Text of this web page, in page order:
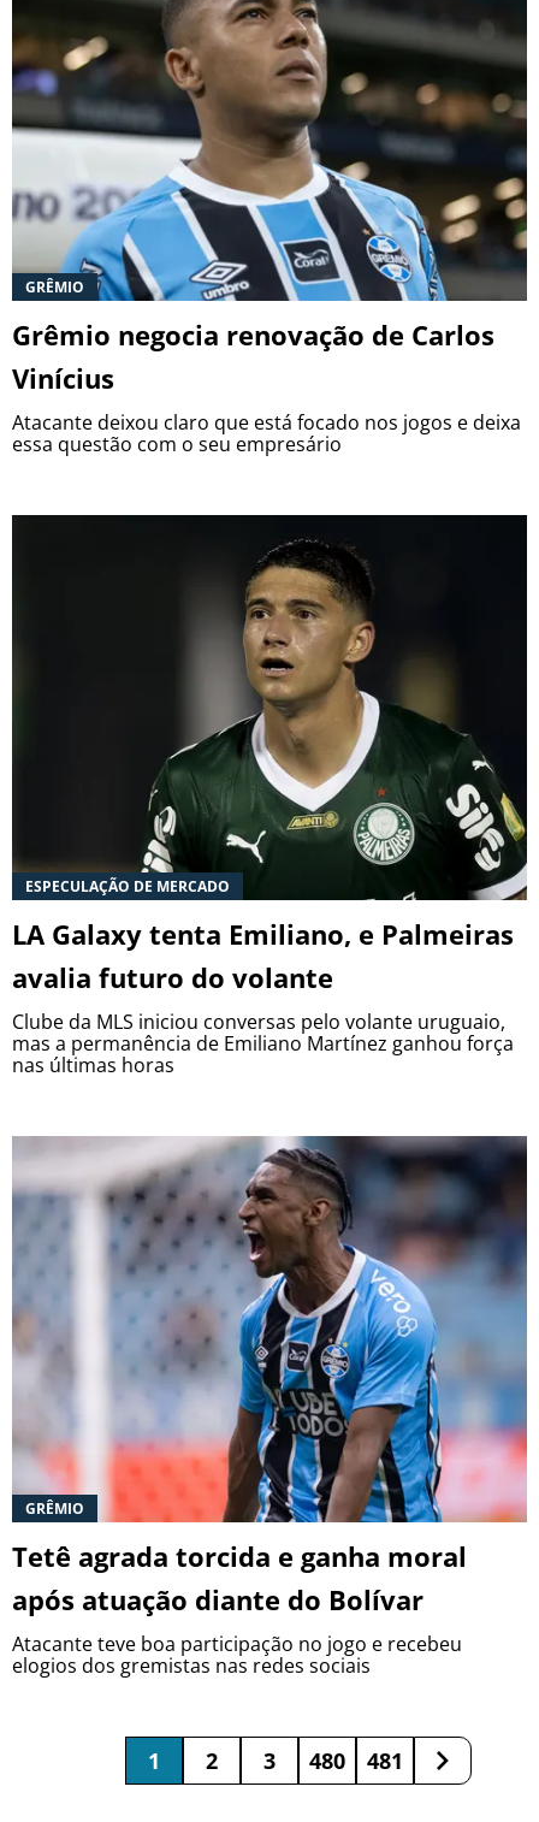
GRÊMIO
Grêmio negocia renovação de Carlos
Vinícius
Atacante deixou claro que está focado nos jogos e deixa
essa questão com o seu empresário
ESPECULAÇÃO DE MERCADO
LA Galaxy tenta Emiliano, e Palmeiras
avalia futuro do volante
Clube da MLS iniciou conversas pelo volante uruguaio,
mas a permanência de Emiliano Martínez ganhou força
nas últimas horas
GRÊMIO
Tetê agrada torcida e ganha moral
após atuação diante do Bolívar
Atacante teve boa participação no jogo e recebeu
elogios dos gremistas nas redes sociais
1 2 3 480 481